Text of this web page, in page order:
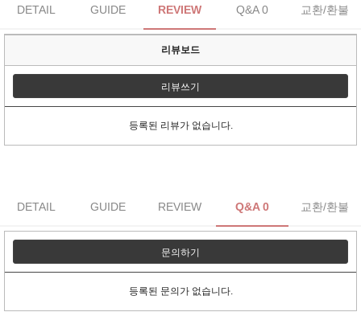
DETAIL GUIDE REVIEW Q&A 0 교환/환불
리뷰보드
리뷰쓰기
등록된 리뷰가 없습니다.
DETAIL GUIDE REVIEW Q&A 0 교환/환불
문의하기
등록된 문의가 없습니다.